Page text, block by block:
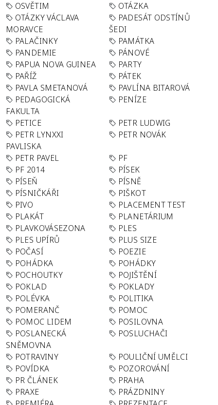
OSVĚTIM
OTÁZKA
OTÁZKY VÁCLAVA
MORAVCE
PADESÁT ODSTÍNŮ
ŠEDI
PALAČINKY
PAMÁTKA
PANDEMIE
PÁNOVÉ
PAPUA NOVA GUINEA
PARTY
PAŘÍŽ
PÁTEK
PAVLA SMETANOVÁ
PAVLÍNA BITAROVÁ
PEDAGOGICKÁ
FAKULTA
PENÍZE
PETICE
PETR LUDWIG
PETR LYNXXI
PAVLISKA
PETR NOVÁK
PETR PAVEL
PF
PF 2014
PÍSEK
PÍSEŇ
PÍSNĚ
PÍSNIČKÁŘI
PIŠKOT
PIVO
PLACEMENT TEST
PLAKÁT
PLANETÁRIUM
PLAVKOVÁSEZONA
PLES
PLES UPÍRŮ
PLUS SIZE
POČASÍ
POEZIE
POHÁDKA
POHÁDKY
POCHOUTKY
POJIŠTĚNÍ
POKLAD
POKLADY
POLÉVKA
POLITIKA
POMERANČ
POMOC
POMOC LIDEM
POSILOVNA
POSLANECKÁ
SNĚMOVNA
POSLUCHAČI
POTRAVINY
POULIČNÍ UMĚLCI
POVÍDKA
POZOROVÁNÍ
PR ČLÁNEK
PRAHA
PRAXE
PRÁZDNINY